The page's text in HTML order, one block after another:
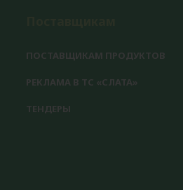
ПОСТАВЩИКАМ ПРОДУКТОВ
РЕКЛАМА В ТС «СЛАТА»
ТЕНДЕРЫ